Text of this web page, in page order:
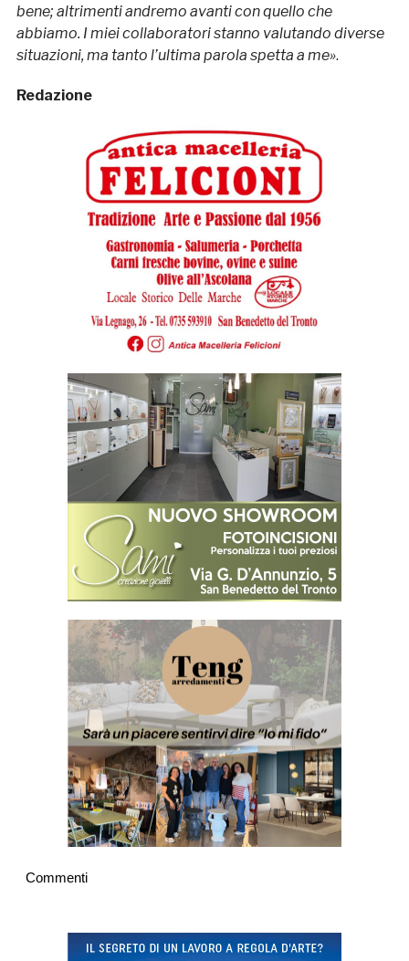
bene; altrimenti andremo avanti con quello che
abbiamo. I miei collaboratori stanno valutando diverse
situazioni, ma tanto l’ultima parola spetta a me».
Redazione
Commenti